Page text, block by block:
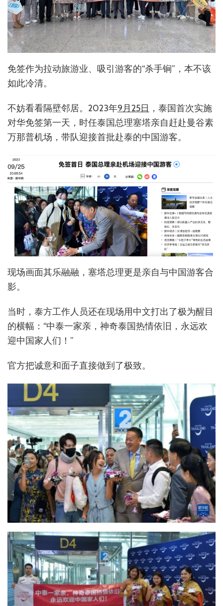
免签作为拉动旅游业、吸引游客的“杀手锏”，本不该
如此冷清。
不妨看看隔壁邻居。2023年9月25日 ，泰国首次实施
对华免签第一天，时任泰国总理塞塔亲自赶赴曼谷素
万那普机场，带队迎接首批赴泰的中国游客。
现场画面其乐融融，塞塔总理更是亲自与中国游客合
影。
当时，泰方工作人员还在现场用中文打出了极为醒目
的横幅：“中泰一家亲，神奇泰国热情依旧，永远欢
迎中国家人们！”
官方把诚意和面子直接做到了极致。